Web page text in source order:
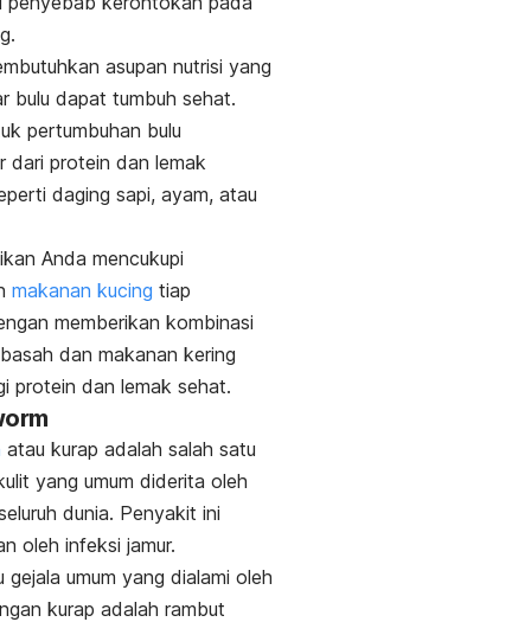
asupan nutrisi yang
bulu dapat tumbuh sehat.
pertumbuhan bulu
dari protein dan lemak
daging sapi, ayam, atau
Anda mencukupi
makanan kucing tiap
memberikan kombinasi
dan makanan kering
protein dan lemak sehat.
atau kurap adalah salah satu
yang umum diderita oleh
dunia. Penyakit ini
oleh infeksi jamur.
gejala umum yang dialami oleh
kurap adalah rambut